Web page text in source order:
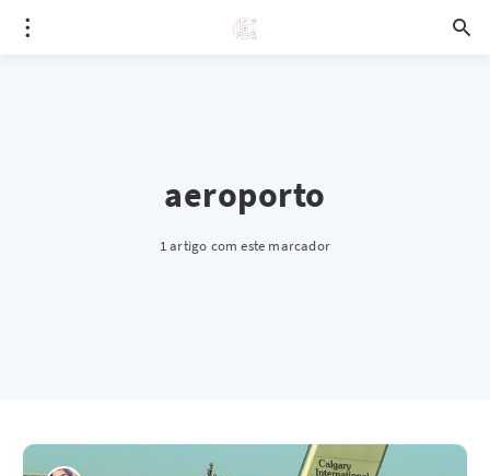
aeroporto
1 artigo com este marcador